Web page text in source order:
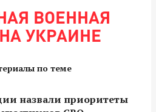
ВОЕННАЯ
УКРАИНЕ
по теме
назвали приоритеты